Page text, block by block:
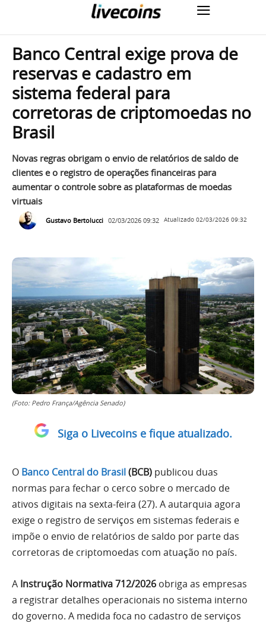
Banco Central exige prova de
reservas e cadastro em
sistema federal para
corretoras de criptomoedas no
Brasil
Novas regras obrigam o envio de relatórios de saldo de
clientes e o registro de operações financeiras para
aumentar o controle sobre as plataformas de moedas
virtuais
Gustavo Bertolucci 02/03/2026 09:32 Atualizado 02/03/2026 09:32
(Foto: Pedro França/Agência Senado)
Siga o Livecoins e fique atualizado.
O Banco Central do Brasil(BCB) publicou duas
normas para fechar o cerco sobre o mercado de
ativos digitais na sexta-feira (27). A autarquia agora
exige o registro de serviços em sistemas federais e
impõe o envio de relatórios de saldo por parte das
corretoras de criptomoedas com atuação no país.
A Instrução Normativa 712/2026 obriga as empresas
a registrar detalhes operacionais no sistema interno
do governo. A medida foca no cadastro de serviços